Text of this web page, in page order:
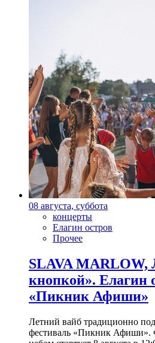
08 августа, суббота
концерты
Елагин остров
Прочее
SLAVA
кнопкой». Елагин
«Пикник Афиши»
Летний вайб традиционно
фестиваль «Пикник Афиши».